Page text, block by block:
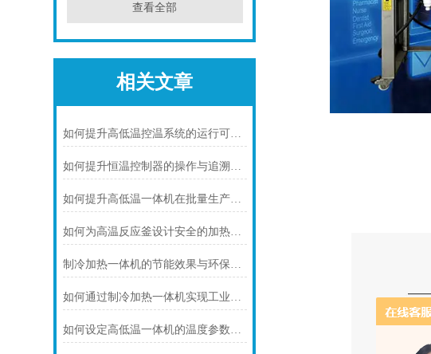
查看全部
相关文章
如何提升高低温控温系统的运行可靠性
如何提升恒温控制器的操作与追溯效率
如何提升高低温一体机在批量生产中的适配性
如何为高温反应釜设计安全的加热系统
制冷加热一体机的节能效果与环保优势概述
如何通过制冷加热一体机实现工业反应的准确温度控制
如何设定高低温一体机的温度参数以提升准确性